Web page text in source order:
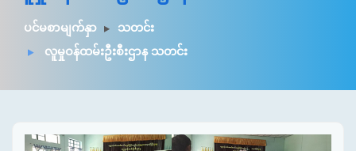
ပင်မစာမျက်နှာ
သတင်း
လူမှုဝန်ထမ်းဦးစီးဌာန သတင်း